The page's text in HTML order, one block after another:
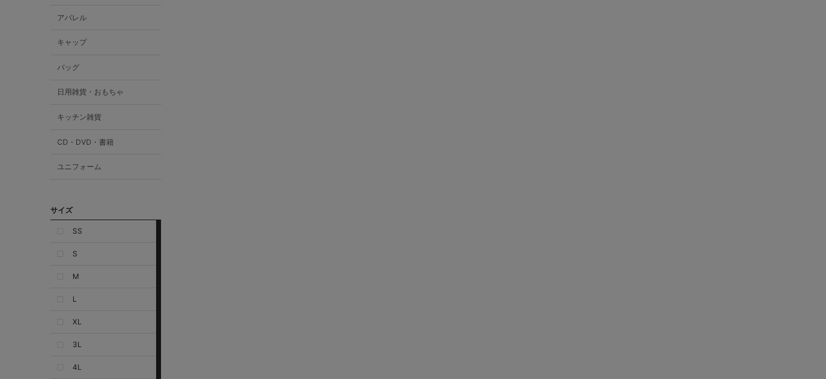
アパレル
キャップ
バッグ
日用雑貨・おもちゃ
キッチン雑貨
CD・DVD・書籍
ユニフォーム
サイズ
SS
S
M
L
XL
3L
4L